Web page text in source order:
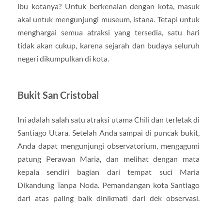
ibu kotanya? Untuk berkenalan dengan kota, masuk
akal untuk mengunjungi museum, istana. Tetapi untuk
menghargai semua atraksi yang tersedia, satu hari
tidak akan cukup, karena sejarah dan budaya seluruh
negeri dikumpulkan di kota.
Bukit San Cristobal
Ini adalah salah satu atraksi utama Chili dan terletak di
Santiago Utara. Setelah Anda sampai di puncak bukit,
Anda dapat mengunjungi observatorium, mengagumi
patung Perawan Maria, dan melihat dengan mata
kepala sendiri bagian dari tempat suci Maria
Dikandung Tanpa Noda. Pemandangan kota Santiago
dari atas paling baik dinikmati dari dek observasi.